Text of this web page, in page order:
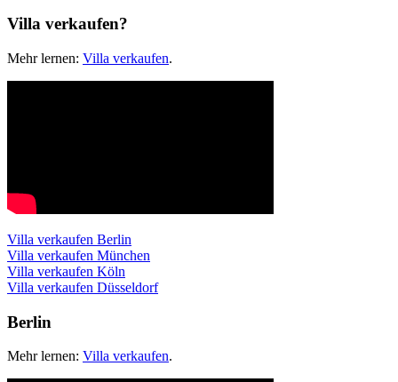
Villa verkaufen?
Mehr lernen: Villa verkaufen.
Villa verkaufen Berlin
Villa verkaufen München
Villa verkaufen Köln
Villa verkaufen Düsseldorf
Berlin
Mehr lernen: Villa verkaufen.